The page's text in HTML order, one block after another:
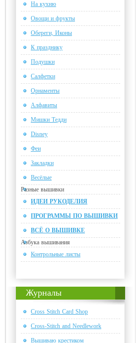
На кухню
Овощи и фрукты
Обереги, Иконы
К празднику
Подушки
Салфетки
Орнаменты
Алфавиты
Мишки Тедди
Disney
Феи
Закладки
Весёлые
Разные вышивки
ИДЕИ РУКОДЕЛИЯ
ПРОГРАММЫ ПО ВЫШИВКИ
ВСЁ О ВЫШИВКЕ
Азбука вышивания
Контрольные листы
Журналы
Cross Stitch Card Shop
Cross-Stitch and Needlework
Вышиваю крестиком